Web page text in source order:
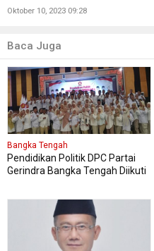
Oktober 10, 2023 09:28
Baca Juga
Bangka Tengah
Pendidikan Politik DPC Partai
Gerindra Bangka Tengah Diikuti